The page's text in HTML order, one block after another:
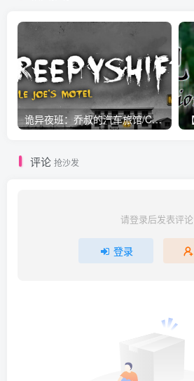
诡异夜班：乔叔的汽车旅馆/Creepy Shift: Uncle Joe’s Motel v1.3.8|恐怖冒险|容量5.7GB|免安装绿色中文版
评论 抢沙发
请登录后发表评论
登录